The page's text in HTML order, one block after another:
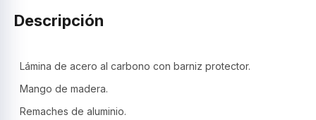
-Descripción
Lámina de acero al carbono con barniz protector.
Mango de madera.
Remaches de aluminio.